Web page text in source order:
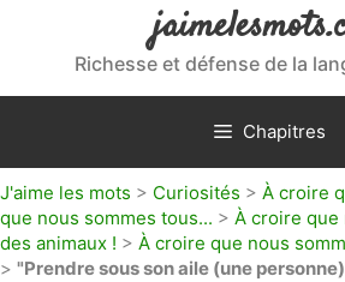
Richesse et défense de la
Chapitres
J'aime les mots > Curiosités > À croire
que nous sommes tous... > À croire que
des animaux ! > À croire que nous
> "Prendre sous son aile (une